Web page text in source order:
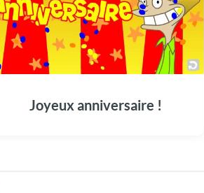
Joyeux anniversaire !